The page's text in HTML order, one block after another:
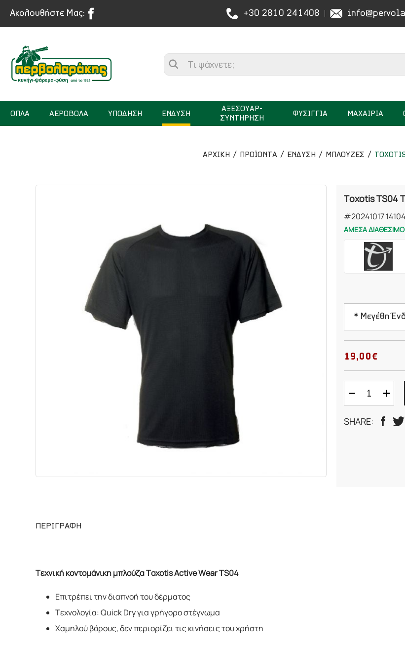
Ακολουθήστε Μας: +30 2810 241408
ΟΠΛΑ ΑΕΡΟΒΟΛΑ ΥΠΟΔΗΣΗ ΕΝΔΥΣΗ
ΑΞΕΣΟΥΑΡ-
ΣΥΝΤΗΡΗΣΗ
ΦΥΣΙΓΓΙΑ ΜΑΧΑΙΡΙΑ
ΑΡΧΙΚΉ ΠΡΟΪΟΝΤΑ ΕΝΔΥΣΗ ΜΠΛΟΥΖΕΣ
Toxotis TS04
#20241017
ΑΜΕΣΑ ΔΙΑΘΕΣΙΜΟ
* Μεγέθη
Small
Medium
Large
XLarge
19,00€
SHARE:
ΠΕΡΙΓΡΑΦΗ
Τεχνική κοντομάνικη μπλούζα Toxotis Active Wear TS04
Επιτρέπει την διαπνοή του δέρματος
Τεχνολογία: Quick Dry για γρήγορο στέγνωμα
Χαμηλού βάρους, δεν περιορίζει τις κινήσεις του χρήστη